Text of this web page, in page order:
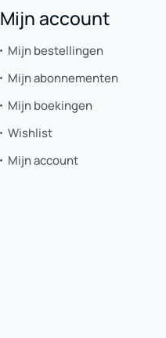
Mijn account
Mijn bestellingen
Mijn abonnementen
Mijn boekingen
Wishlist
Mijn account